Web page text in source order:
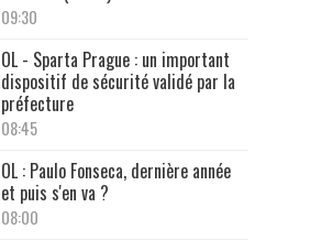
09:30
OL - Sparta Prague : un important
dispositif de sécurité validé par la
préfecture
08:45
OL : Paulo Fonseca, dernière année
et puis s'en va ?
08:00